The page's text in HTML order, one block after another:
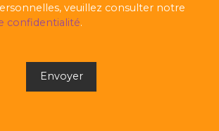
veuillez consulter notre
confidentialité.
Envoyer